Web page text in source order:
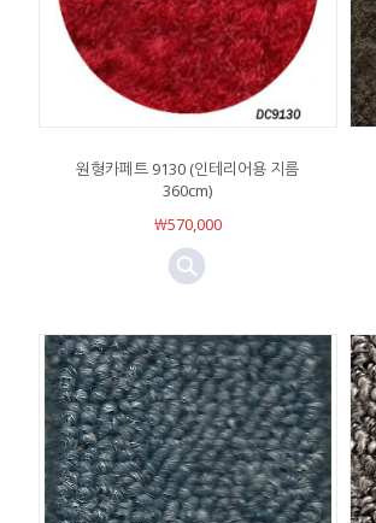
원형카페트 9130 (인테리어용 지름
360cm)
￦570,000